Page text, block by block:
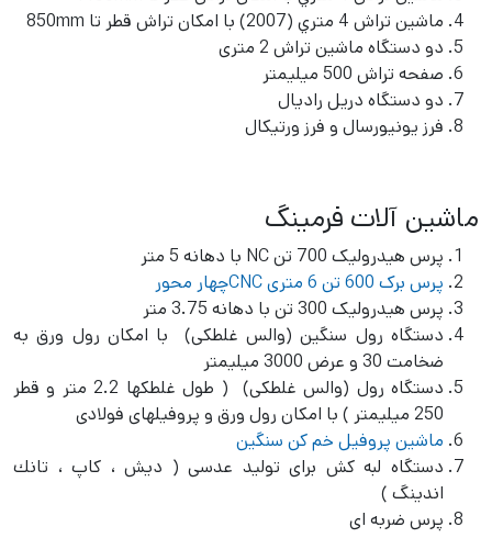
ماشين تراش 4 متري (2007) با امكان تراش قطر تا 850mm
دو دستگاه ماشين تراش 2 متری
صفحه تراش 500 ميليمتر
دو دستگاه دريل راديال
فرز يونيورسال و فرز ورتیکال
ماشین آلات فرمینگ
پرس هیدرولیک 700 تن NC با دهانه 5 متر
پرس برک 600 تن 6 متری CNCچهار محور
پرس هيدروليک 300 تن با دهانه 3.75 متر
دستگاه رول سنگین (والس غلطكی) با امکان رول ورق به
ضخامت 30 و عرض 3000 میلیمتر
دستگاه رول (والس غلطكی) ( طول غلطكها 2.2 متر و قطر
250 ميليمتر ) با امكان رول ورق و پروفيلهای فولادی
ماشین پروفیل خم کن سنگین
دستگاه لبه كش برای توليد عدسی ( ديش ، كاپ ، تانك
اندينگ )
پرس ضربه ای